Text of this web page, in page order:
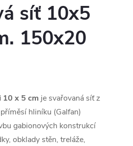
síť 10x5
150x20
10 x 5 cm je svařovaná síť z
hliníku (Galfan)
gabionových konstrukcí
obklady stěn, treláže,